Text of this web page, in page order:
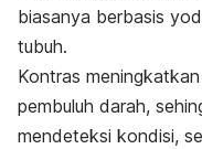
biasanya berbasis
tubuh.
Kontras
pembuluh darah,
mendeteksi kondisi,